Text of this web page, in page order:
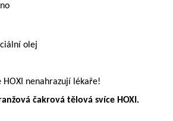
olej
HOXI nenahrazují lékaře!
čakrová tělová svíce HOXI.